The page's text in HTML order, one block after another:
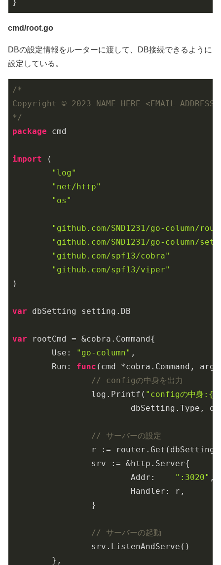
cmd/root.go
DBの設定情報をルーターに渡して、DB接続できるように
設定している。
/*
Copyright © 2023 NAME HERE <EMAIL ADDRESS>
*/
package cmd
import (
"log"
"net/http"
"os"
"github.com/SND1231/go-column/
"github.com/SND1231/go-column/
"github.com/spf13/cobra"
"github.com/spf13/viper"
)
var dbSetting setting.DB
var rootCmd = &cobra.Command{
	Use:
"go-column" ,
	Run:
func (cmd *cobra.Command,
// configの中身を出力
		log.Printf(
"configの中身
// サーバーの設定
			Addr:
":3020" ,
// サーバーの起動